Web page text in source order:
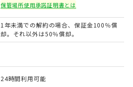
保管場所使用承諾証明書とは
1年未満での解約の場合、保証金100％償
却。それ以外は50％償却。
24時間利用可能